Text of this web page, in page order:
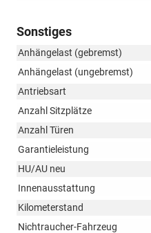
Sonstiges
Anhängelast (gebremst)
Anhängelast (ungebremst)
Antriebsart
Anzahl Sitzplätze
Anzahl Türen
Garantieleistung
HU/AU neu
Innenausstattung
Kilometerstand
Nichtraucher-Fahrzeug